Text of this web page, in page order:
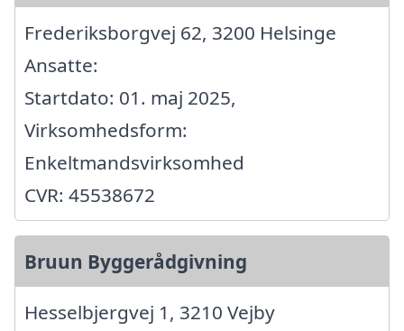
Frederiksborgvej 62, 3200 Helsinge
Ansatte:
Startdato: 01. maj 2025,
Virksomhedsform:
Enkeltmandsvirksomhed
CVR: 45538672
Bruun Byggerådgivning
Hesselbjergvej 1, 3210 Vejby